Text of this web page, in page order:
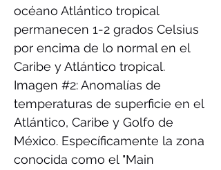
océano Atlántico tropical
permanecen 1-2 grados Celsius
por encima de lo normal en el
Caribe y Atlántico tropical.
Imagen #2: Anomalías de
temperaturas de superficie en el
Atlántico, Caribe y Golfo de
México. Específicamente la zona
conocida como el "Main